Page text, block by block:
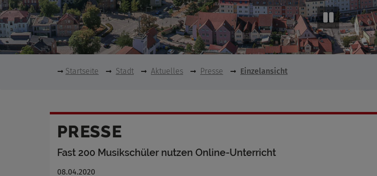
Startseite Stadt Aktuelles Presse Einzelansicht
PRESSE
Fast 200 Musikschüler nutzen Online-Unterricht
08.04.2020